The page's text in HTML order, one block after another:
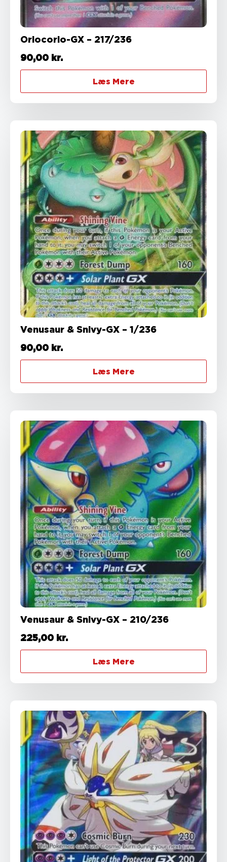
Oriocorio-GX – 217/236
90,00 kr.
Læs Mere
Venusaur & Snivy-GX – 1/236
90,00 kr.
Læs Mere
Venusaur & Snivy-GX – 210/236
225,00 kr.
Læs Mere